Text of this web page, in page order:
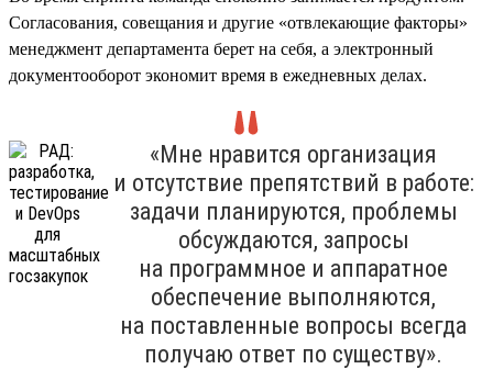
Согласования, совещания и другие «отвлекающие факторы»
менеджмент департамента берет на себя, а электронный
документооборот экономит время в ежедневных делах.
«Мне нравится организация
и отсутствие препятствий в работе:
задачи планируются, проблемы
обсуждаются, запросы
на программное и аппаратное
обеспечение выполняются,
на поставленные вопросы всегда
получаю ответ по существу».